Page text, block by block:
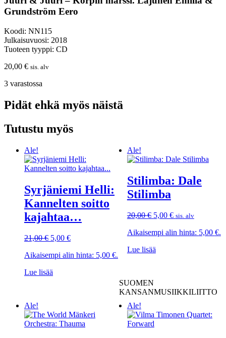
Grundström Eero
Koodi: NN115
Julkaisuvuosi: 2018
Tuoteen tyyppi: CD
20,00 € sis. alv
3 varastossa
Pidät ehkä myös näistä
Tutustu myös
Ale!
Syrjäniemi Helli:
Kannelten soitto
kajahtaa…
21,00€ Alkuperäinen
oli:
5,00 €Nykyinen
on:
Aikaisempi alin hinta: 5,00 €.
Lue lisää
Ale!
Stilimba: Dale
Stilimba
20,00€ Alkuperäinen
oli:
5,00 €Nykyinen
on:
sis. alv
Aikaisempi alin hinta: 5,00 €.
Lue lisää
Ale! Ale!
SUOMEN
KANSANMUSIIKKILIITTO